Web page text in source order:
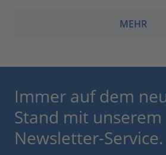
MEHR
Immer auf dem
Stand mit unserem
Newsletter-Service.